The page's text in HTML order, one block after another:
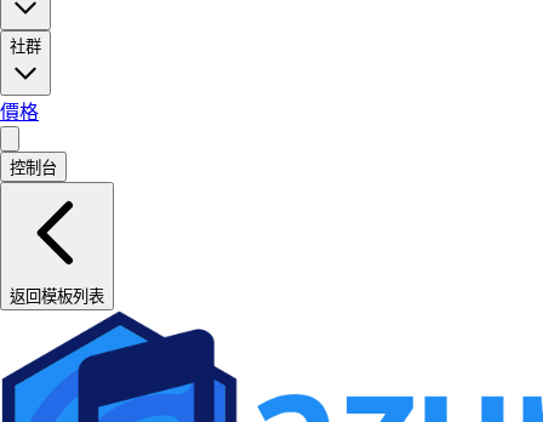
社群
價格
控制台
返回模板列表